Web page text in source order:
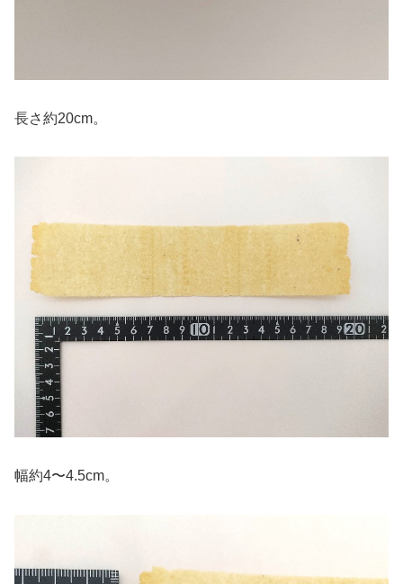
長さ約20cm。
幅約4〜4.5cm。